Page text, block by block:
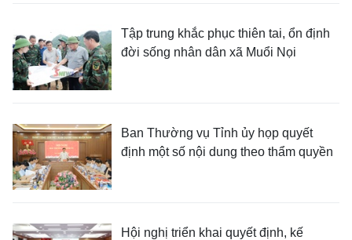
Tập trung khắc phục thiên tai, ổn định
đời sống nhân dân xã Muổi Nọi
Ban Thường vụ Tỉnh ủy họp quyết
định một số nội dung theo thẩm quyền
Hội nghị triển khai quyết định, kế